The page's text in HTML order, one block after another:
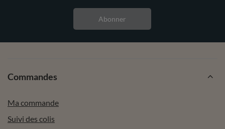
Abonner
Commandes
Ma commande
Suivi des colis